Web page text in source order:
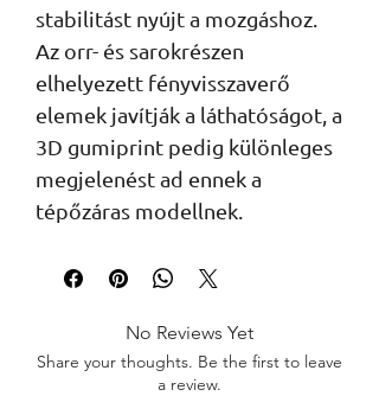
stabilitást nyújt a mozgáshoz.
Az orr- és sarokrészen
elhelyezett fényvisszaverő
elemek javítják a láthatóságot, a
3D gumiprint pedig különleges
megjelenést ad ennek a
tépőzáras modellnek.
No Reviews Yet
Share your thoughts. Be the first to leave
a review.